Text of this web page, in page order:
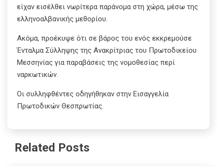
είχαν εισέλθει νωρίτερα παράνομα στη χώρα, μέσω της
ελληνοαλβανικής μεθορίου.
Ακόμα, προέκυψε ότι σε βάρος του ενός εκκρεμούσε
Ένταλμα Σύλληψης της Ανακρίτριας του Πρωτοδικείου
Μεσσηνίας για παραβάσεις της νομοθεσίας περί
ναρκωτικών.
Οι συλληφθέντες οδηγήθηκαν στην Εισαγγελία
Πρωτοδικών Θεσπρωτίας.
Related Posts